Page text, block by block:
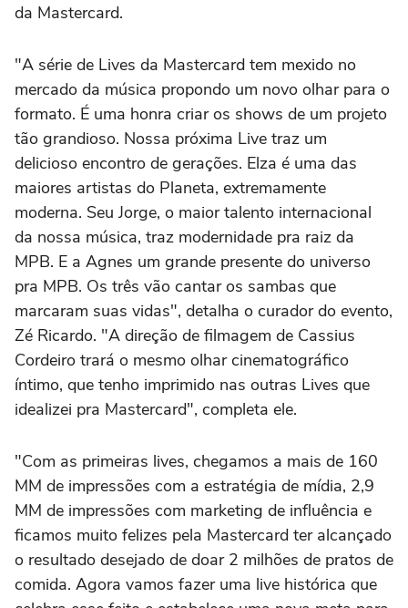
da Mastercard.
"A série de Lives da Mastercard tem mexido no
mercado da música propondo um novo olhar para o
formato. É uma honra criar os shows de um projeto
tão grandioso. Nossa próxima Live traz um
delicioso encontro de gerações. Elza é uma das
maiores artistas do Planeta, extremamente
moderna. Seu Jorge, o maior talento internacional
da nossa música, traz modernidade pra raiz da
MPB. E a Agnes um grande presente do universo
pra MPB. Os três vão cantar os sambas que
marcaram suas vidas", detalha o curador do evento,
Zé Ricardo. "A direção de filmagem de Cassius
Cordeiro trará o mesmo olhar cinematográfico
íntimo, que tenho imprimido nas outras Lives que
idealizei pra Mastercard", completa ele.
"Com as primeiras lives, chegamos a mais de 160
MM de impressões com a estratégia de mídia, 2,9
MM de impressões com marketing de influência e
ficamos muito felizes pela Mastercard ter alcançado
o resultado desejado de doar 2 milhões de pratos de
comida. Agora vamos fazer uma live histórica que